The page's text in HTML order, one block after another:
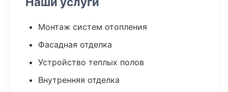
Монтаж систем отопления
Фасадная отделка
Устройство теплых полов
Внутренняя отделка